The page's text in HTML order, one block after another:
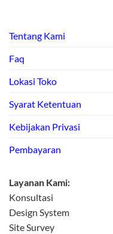
Tentang Kami
Faq
Lokasi Toko
Syarat Ketentuan
Kebijakan Privasi
Pembayaran
Layanan Kami:
Konsultasi
Design System
Site Survey